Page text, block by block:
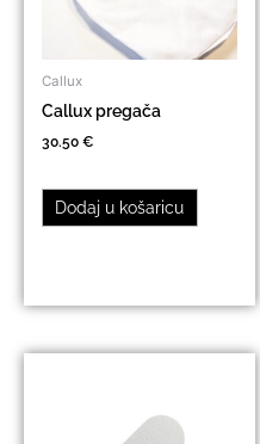
Callux
Callux pregača
30.50 €
Dodaj u košaricu